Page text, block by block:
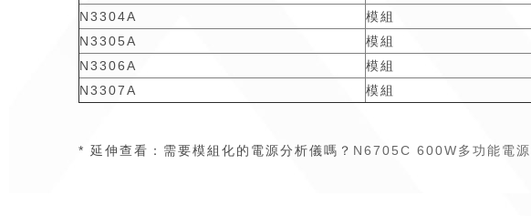
N3304A
模組
N3305A
模組
N3306A
模組
N3307A
模組
* 延伸查看 ： 需要模組化的電源分析儀嗎？ N6705C 600W多功能電源